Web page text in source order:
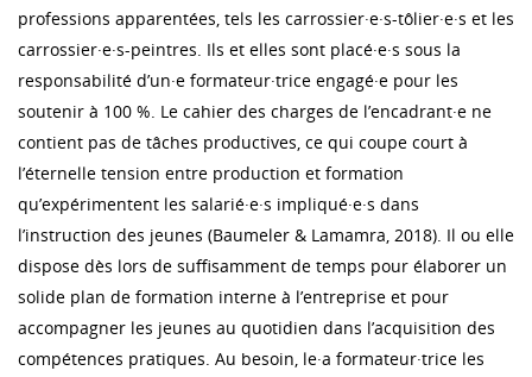
professions apparentées, tels les carrossier·e·s-tôlier·e·s et les
carrossier·e·s-peintres. Ils et elles sont placé·e·s sous la
responsabilité d’un·e formateur·trice engagé·e pour les
soutenir à 100 %. Le cahier des charges de l’encadrant·e ne
contient pas de tâches productives, ce qui coupe court à
l’éternelle tension entre production et formation
qu’expérimentent les salarié·e·s impliqué·e·s dans
l’instruction des jeunes (Baumeler & Lamamra, 2018). Il ou elle
dispose dès lors de suffisamment de temps pour élaborer un
solide plan de formation interne à l’entreprise et pour
accompagner les jeunes au quotidien dans l’acquisition des
compétences pratiques. Au besoin, le·a formateur·trice les